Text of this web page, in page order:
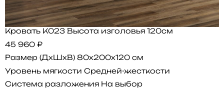
Кровать K023 Высота изголовья 120см
45 960 ₽
Размер (ДхШхВ) 80x200x120 см
Уровень мягкости Средней-жесткости
Система разложения На выбор